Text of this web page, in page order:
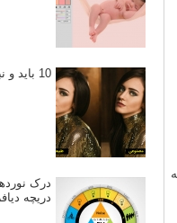
10 باید و نباید در روتوش عکس ها
دریچه